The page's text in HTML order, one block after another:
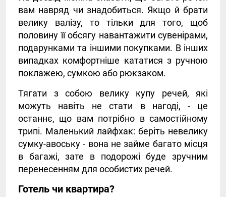
вам навряд чи знадобиться. Якщо й брати
велику валізу, то тільки для того, щоб
половину її обсягу навантажити сувенірами,
подарунками та іншими покупками. В інших
випадках комфортніше кататися з ручною
поклажею, сумкою або рюкзаком.
Тягати з собою велику купу речей, які
можуть навіть не стати в нагоді, - це
останнє, що вам потрібно в самостійному
трипі. Маленький лайфхак: беріть невелику
сумку-авоську - вона не займе багато місця
в багажі, зате в подорожі буде зручним
перенесенням для особистих речей.
Готель чи квартира?